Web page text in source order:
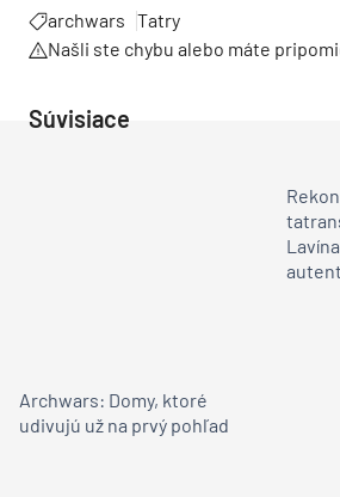
archwars Tatry
Našli ste chybu alebo máte
Súvisiace
Archwars: Domy, ktoré
udivujú už na prvý pohľad